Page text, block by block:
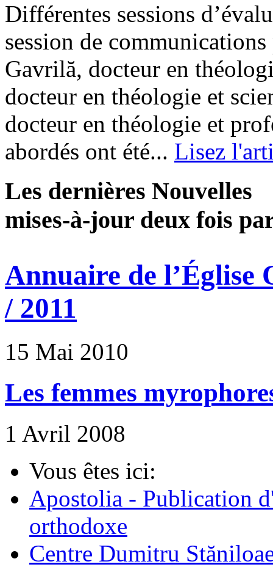
Différentes sessions
session de
Gavrilă, docteur en
docteur en théologie et
docteur en théologie et
abordés ont été... Lisez
Les dernières Nouvelles
mises-à-jour deux fois
Annuaire de l’Église
/ 2011
15 Mai 2010
Les femmes
1 Avril 2008
Vous êtes ici:
Apostolia - Publication
orthodoxe
Centre Dumitru